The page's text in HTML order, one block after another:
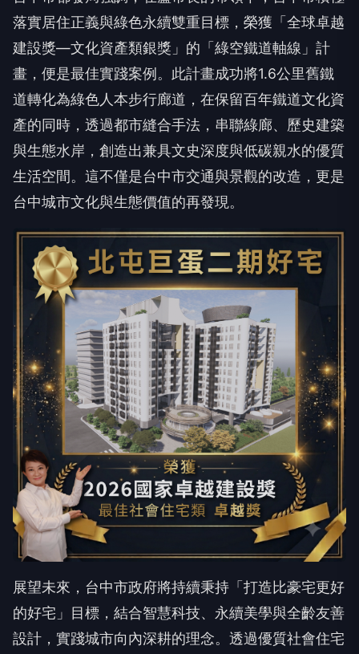
落實居住正義與綠色永續雙重目標，榮獲「全球卓越
建設獎—文化資產類銀獎」的「綠空鐵道軸線」計
畫，便是最佳實踐案例。此計畫成功將1.6公里舊鐵
道轉化為綠色人本步行廊道，在保留百年鐵道文化資
產的同時，透過都市縫合手法，串聯綠廊、歷史建築
與生態水岸，創造出兼具文史深度與低碳親水的優質
生活空間。這不僅是台中市交通與景觀的改造，更是
台中城市文化與生態價值的再發現。
展望未來，台中市政府將持續秉持「打造比豪宅更好
的好宅」目標，結合智慧科技、永續美學與全齡友善
設計，實踐城市向內深耕的理念。透過優質社會住宅